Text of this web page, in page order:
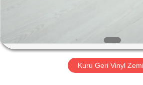
GÖSTERISI
Kuru Geri Vinyl